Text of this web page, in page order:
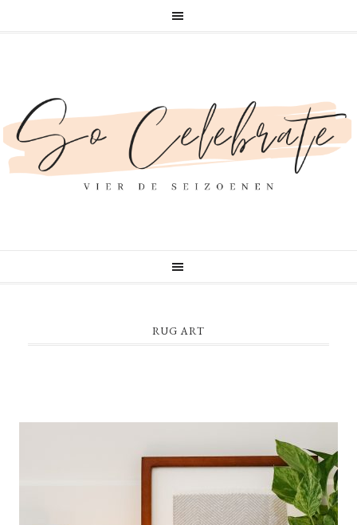
RUG ART